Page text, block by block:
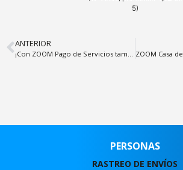
5)
ANTERIOR
PERSONAS
RASTREO DE ENVÍOS